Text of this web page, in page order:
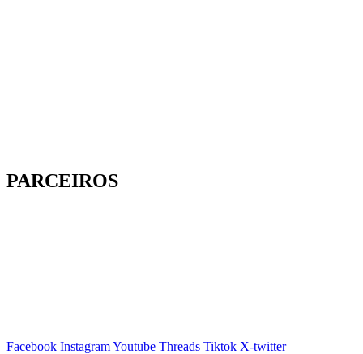
PARCEIROS
Facebook InstagramYoutube Threads Tiktok X-twitter